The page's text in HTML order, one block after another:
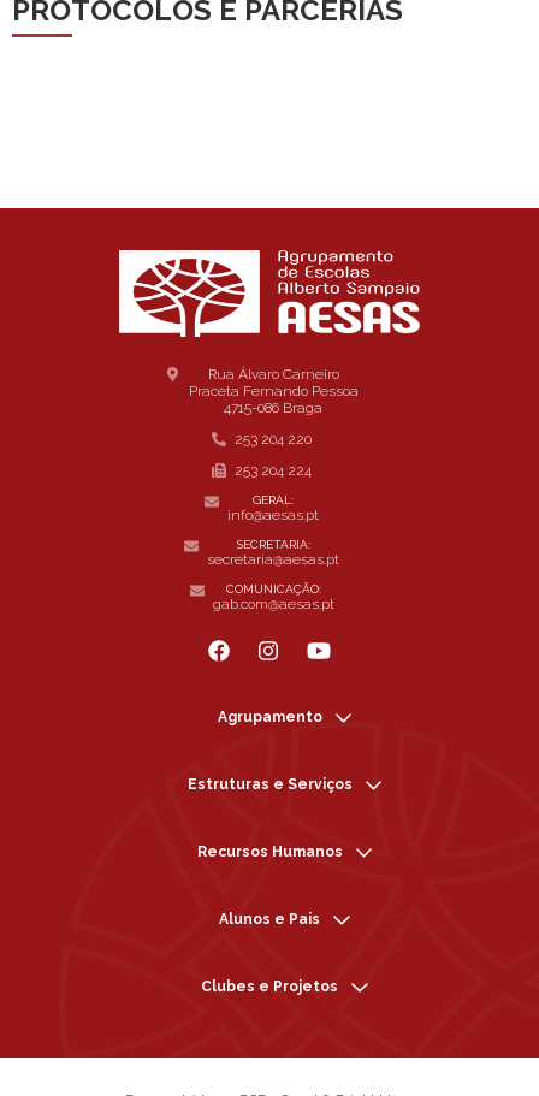
PROTOCOLOS E PARCERIAS
Rua Álvaro Carneiro
Praceta Fernando Pessoa
4715-086 Braga
253 204 220
253 204 224
GERAL:
info@aesas.pt
SECRETARIA:
secretaria@aesas.pt
COMUNICAÇÃO:
gab.com@aesas.pt
Agrupamento
Estruturas e Serviços
Recursos Humanos
Alunos e Pais
Clubes e Projetos